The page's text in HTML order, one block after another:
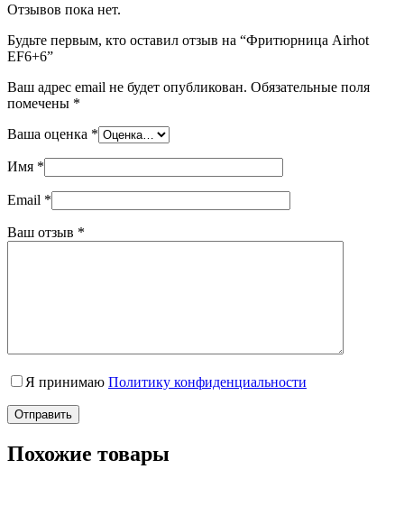
Отзывов пока нет.
Будьте первым, кто оставил отзыв на “Фритюрница Airhot
EF6+6”
Ваш адрес email не будет опубликован. Обязательные поля
помечены *
Ваша оценка *
Имя *
Email *
Ваш отзыв *
Я принимаю Политику конфиденциальности
Отправить
Похожие товары